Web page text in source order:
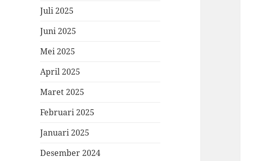
Juli 2025
Juni 2025
Mei 2025
April 2025
Maret 2025
Februari 2025
Januari 2025
Desember 2024